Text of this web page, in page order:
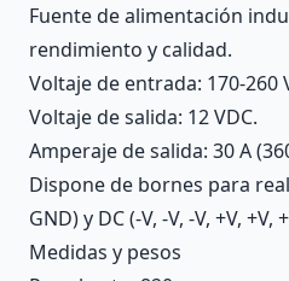
Fuente de alimentación
rendimiento y calidad.
Voltaje de entrada: 170-260
Voltaje de salida: 12 VDC.
Amperaje de salida: 30 A
Dispone de bornes para
GND) y DC (-V, -V, -V, +V, +V,
Medidas y pesos